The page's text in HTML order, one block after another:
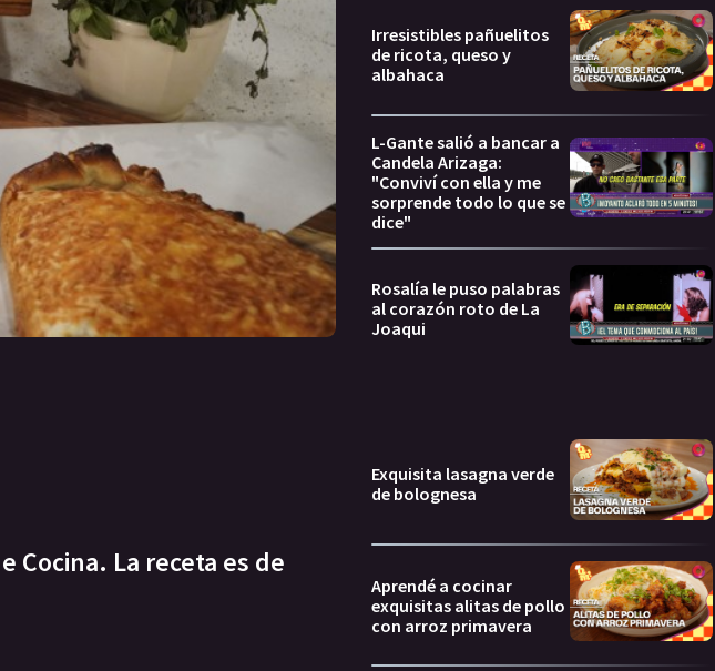
Cocina. La receta es de
Irresistibles pañuelitos
de ricota, queso y
albahaca
L-Gante salió a bancar a
Candela Arizaga:
"Conviví con ella y me
sorprende todo lo que se
dice"
Rosalía le puso palabras
al corazón roto de La
Joaqui
Exquisita lasagna verde
de bolognesa
Aprendé a cocinar
exquisitas alitas de pollo
con arroz primavera